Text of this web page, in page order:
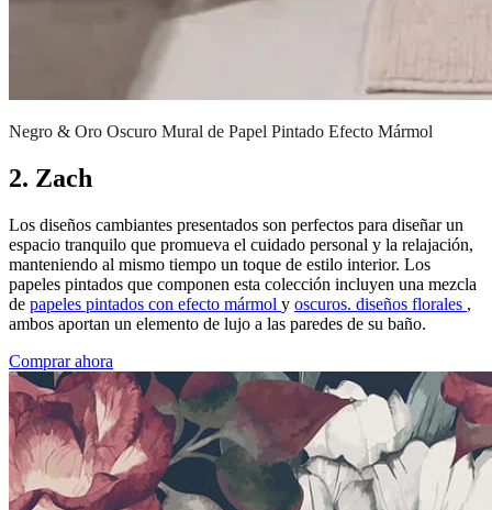
Negro & Oro Oscuro Mural de Papel Pintado Efecto Mármol
2. Zach
Los diseños cambiantes presentados son perfectos para diseñar un
espacio tranquilo que promueva el cuidado personal y la relajación,
manteniendo al mismo tiempo un toque de estilo interior. Los
papeles pintados que componen esta colección incluyen una mezcla
de papeles pintados con efecto mármol y oscuros. diseños florales ,
ambos aportan un elemento de lujo a las paredes de su baño.
Comprar ahora